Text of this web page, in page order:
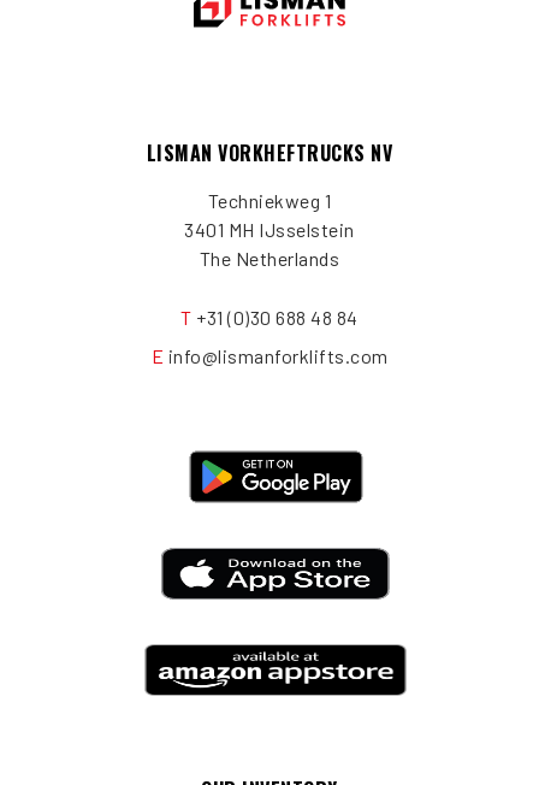
LISMAN VORKHEFTRUCKS NV
Techniekweg 1
3401 MH IJsselstein
The Netherlands
T +31 (0)30 688 48 84
E info@lismanforklifts.com